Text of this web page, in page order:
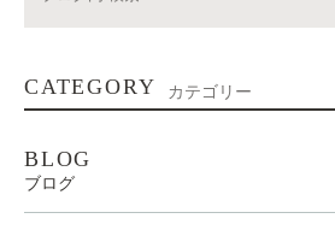
CATEGORY カテゴリー
BLOG
ブログ